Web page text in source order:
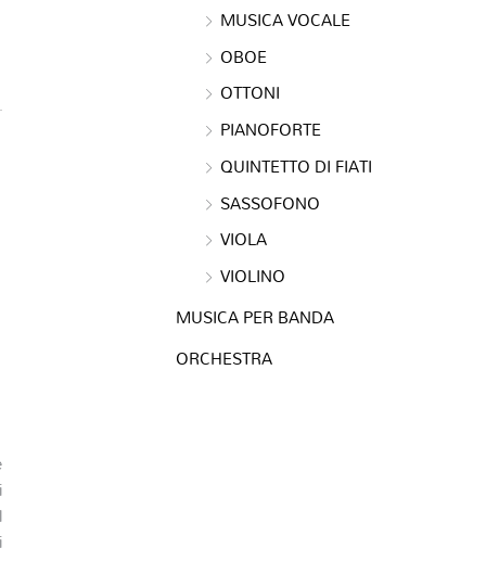
MUSICA VOCALE
OBOE
OTTONI
PIANOFORTE
QUINTETTO DI FIATI
SASSOFONO
VIOLA
VIOLINO
MUSICA PER BANDA
ORCHESTRA